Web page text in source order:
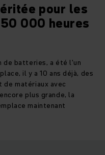
pour les
000 heures
de batteries, a été l'un
il y a 10 ans déjà, des
matériaux avec
plus grande, la
maintenant